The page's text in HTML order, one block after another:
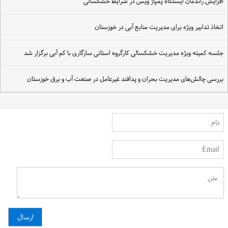
اتخاذ تدابیر ویژه برای مدیریت منابع آبی در خوزستان
جلسه کمیته ویژه مدیریت خشکسالی کارگروه استانی سازگاری با کم آبی برگزار شد
بررسی چالش‌های مدیریت بحران و پدافند غیرعامل در صنعت آب و برق خوزستان